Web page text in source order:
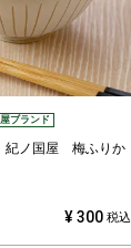
ブランド
紀ノ国屋 梅ふりか
¥ 300 税込